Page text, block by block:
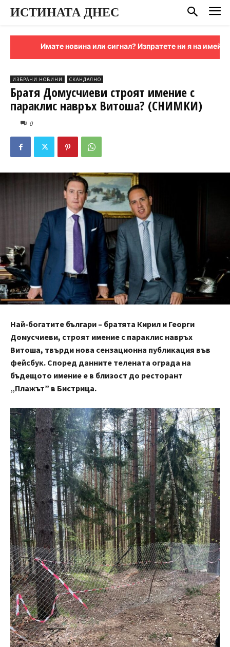
ИСТИНАТА ДНЕС
Имате новина или сигнал? Изпратете ни я на имейл:signali-
ИЗБРАНИ НОВИНИ СКАНДАЛНО
Братя Домусчиеви строят имение с
параклис навръх Витоша? (СНИМКИ)
0
Най-богатите българи – братята Кирил и Георги
Домусчиеви, строят имение с параклис навръх
Витоша, твърди нова сензационна публикация във
фейсбук. Според данните телената ограда на
бъдещото имение е в близост до ресторант
„Плажът” в Бистрица.